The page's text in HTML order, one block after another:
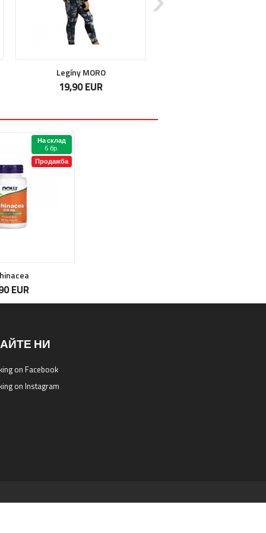
Legíny MORO
19,90 EUR
На склад
6 бр.
Продажба
EUR
НИ